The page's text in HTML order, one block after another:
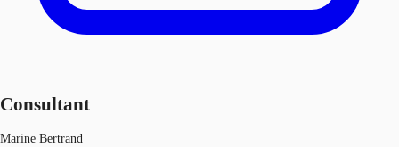
Consultant
Marine Bertrand